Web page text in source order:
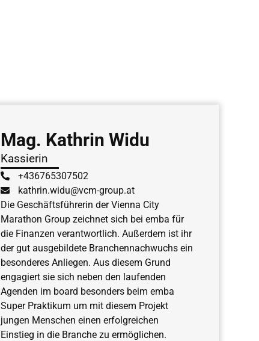
Mag. Kathrin Widu
Kassierin
+436765307502
kathrin.widu@vcm-group.at
Die Geschäftsführerin der Vienna City
Marathon Group zeichnet sich bei emba für
die Finanzen verantwortlich. Außerdem ist ihr
der gut ausgebildete Branchennachwuchs ein
besonderes Anliegen. Aus diesem Grund
engagiert sie sich neben den laufenden
Agenden im board besonders beim emba
Super Praktikum um mit diesem Projekt
jungen Menschen einen erfolgreichen
Einstieg in die Branche zu ermöglichen.